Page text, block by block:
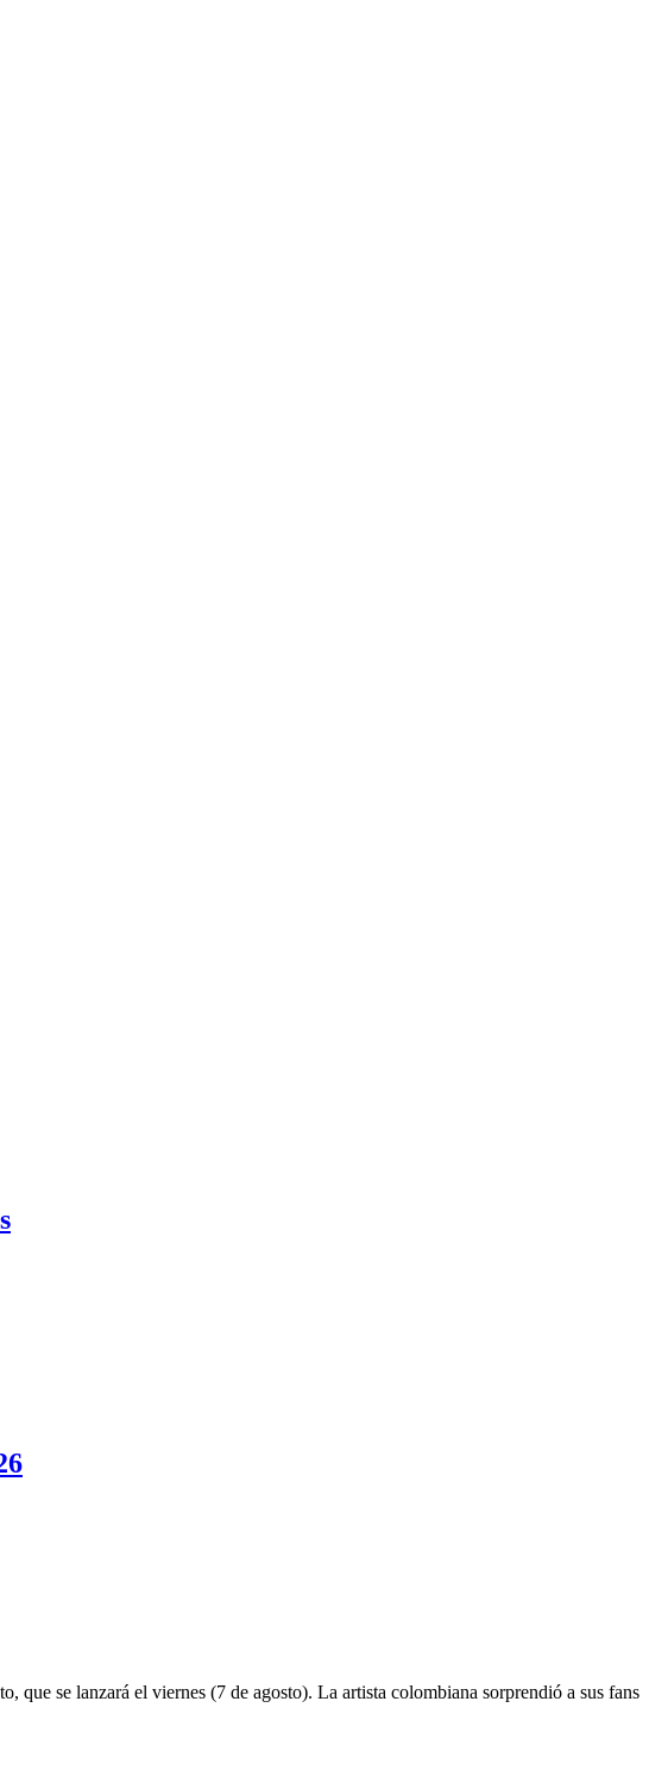
se lanzará el viernes (7 de agosto). La artista colombiana sorprendió a sus fans